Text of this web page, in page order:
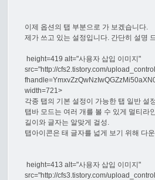
이제 옵션의 탭 부분으로 가 보겠습니다.
제가 쓰고 있는 설정입니다. 간단히 설명
height=419 alt="사용자 삽입 이미지"
src="http://cfs2.tistory.com/
width=721>
각종 탭의 기본 설정이 가능한 탭 일반 설
탭바 모드는 여러 개를 볼 수 있게 멀티라
길이와 글자는 알맞게 걸성.
탭아이콘은 태 글자를 넓게 보기 위해 다
height=413 alt="사용자 삽입 이미지"
src="http://cfs3.tistory.com/